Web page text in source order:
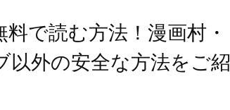
で読む方法！漫画村・
外の安全な方法をご紹